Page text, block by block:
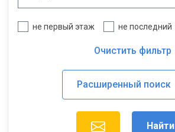
не первый этаж не последний
Очистить фильтр
Найти